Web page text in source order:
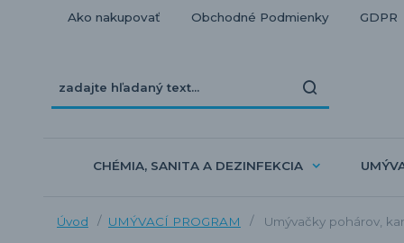
Ako nakupovať Obchodné Podmienky GDPR
CHÉMIA, SANITA A DEZINFEKCIA
Úvod UMÝVACÍ PROGRAM Umývačky pohárov,